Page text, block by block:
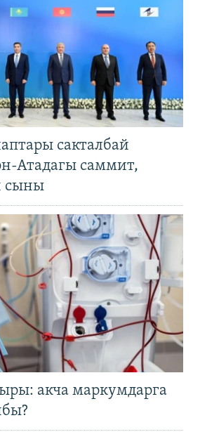
сакталбай
Атадагы саммит,
сыны
акча маркумдарга